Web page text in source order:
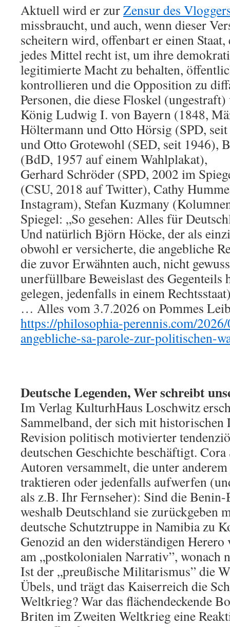
Aktuell wird er zurZensur des
missbraucht, und auch, wenn dieser
scheitern wird, offenbart er einen
jedes Mittel recht ist, um ihre
legitimierte Macht zu behalten,
kontrollieren und die Opposition zu
Personen, die diese Floskel
König Ludwig I. von Bayern (1848,
Höltermann und Otto Hörsig (SPD,
und Otto Grotewohl (SED, seit 1946),
(BdD, 1957 auf einem Wahlplakat),
Gerhard Schröder (SPD, 2002 im
(CSU, 2018 auf Twitter), Cathy
Instagram), Stefan Kuzmany
Spiegel: „So gesehen: Alles für
Und natürlich Björn Höcke, der als
obwohl er versicherte, die angebliche
die zuvor Erwähnten auch, nicht
unerfüllbare Beweislast des Gegenteils
gelegen, jedenfalls in einem
… Alles vom 3.7.2026 on Pommes
https://philosophia-perennis.com/
angebliche-sa-parole-zur-politischen-
Deutsche Legenden, Wer schreibt
Im Verlag KulturhHaus Loschwitz
Sammelband, der sich mit historischen
Revision politisch motivierter
deutschen Geschichte beschäftigt. Cora
Autoren versammelt, die unter
traktieren oder jedenfalls aufwerfen
als z.B. Ihr Fernseher): Sind die
weshalb Deutschland sie zurückgeben
deutsche Schutztruppe in Namibia zu
Genozid an den widerständigen Herero
am „postkolonialen Narrativ”, wonach
Ist der „preußische Militarismus” die
Übels, und trägt das Kaiserreich die
Weltkrieg? War das flächendeckende
Briten im Zweiten Weltkrieg eine